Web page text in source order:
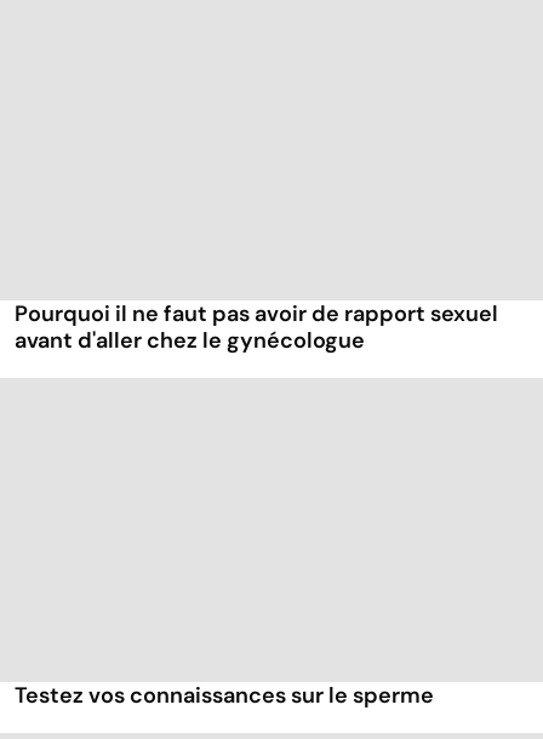
Pourquoi il ne faut pas avoir de rapport sexuel
avant d'aller chez le gynécologue
Testez vos connaissances sur le sperme